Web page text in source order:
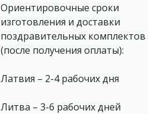
Ориентировочные сроки
изготовления и доставки
поздравительных комплектов
(после получения оплаты):
Латвия – 2-4 рабочих дня
Литва – 3-6 рабочих дней